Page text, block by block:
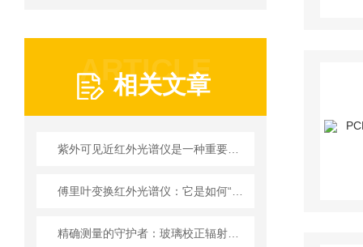
ARTICLE
相关文章